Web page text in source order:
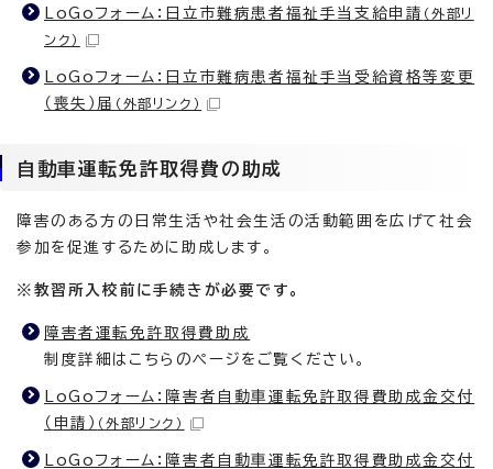
LoGoフォーム：日立市難病患者福祉手当支給申請 （外部リ
ンク）
LoGoフォーム：日立市難病患者福祉手当受給資格等変更
（喪失）届 （外部リンク）
自動車運転免許取得費の助成
障害のある方の日常生活や社会生活の活動範囲を広げて社会
参加を促進するために助成します。
※教習所入校前に手続きが必要です。
障害者運転免許取得費助成
制度詳細はこちらのページをご覧ください。
LoGoフォーム：障害者自動車運転免許取得費助成金交付
（申請） （外部リンク）
LoGoフォーム：障害者自動車運転免許取得費助成金交付